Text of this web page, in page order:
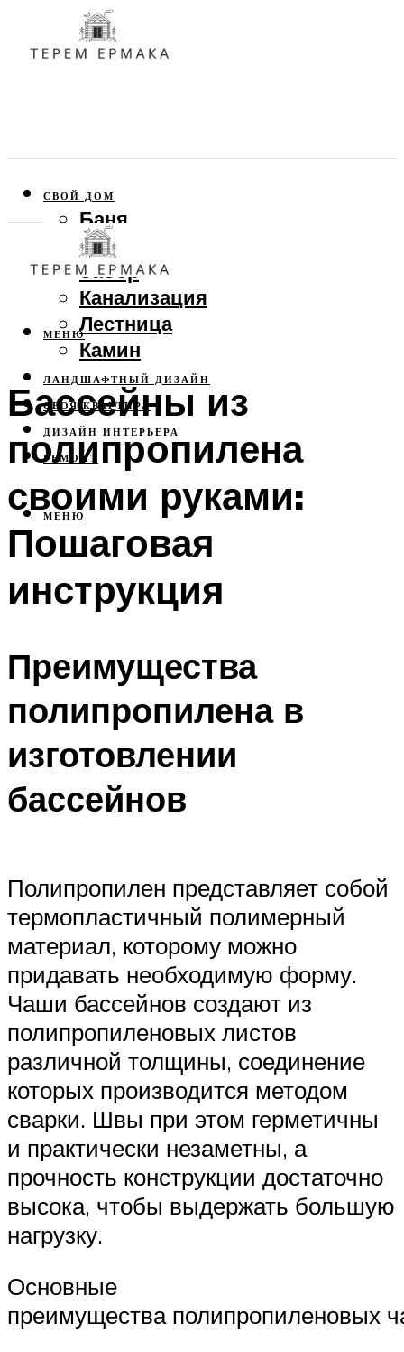
СВОЙ ДОМ
Баня
Веранда
Забор
Канализация
Лестница
Камин
ЛАНДШАФТНЫЙ ДИЗАЙН
СВОЯ КВАРТИРА
ДИЗАЙН ИНТЕРЬЕРА
РЕМОНТ
МЕНЮ
МЕНЮ
Бассейны из
полипропилена
своими руками:
Пошаговая
инструкция
Преимущества
полипропилена в
изготовлении
бассейнов
Полипропилен представляет собой
термопластичный полимерный
материал, которому можно
придавать необходимую форму.
Чаши бассейнов создают из
полипропиленовых листов
различной толщины, соединение
которых производится методом
сварки. Швы при этом герметичны
и практически незаметны, а
прочность конструкции достаточно
высока, чтобы выдержать большую
нагрузку.
Основные
преимущества полипропиленовых